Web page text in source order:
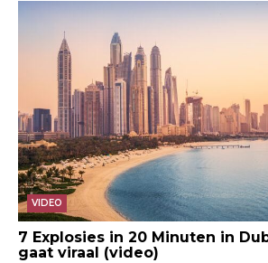
VIDEO
7 Explosies in 20 Minuten in
gaat viraal (video)